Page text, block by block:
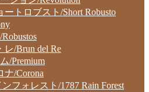
ートロブスト/Short Robusto
/Brun del Re
/Premium
ナ/Corona
ンフォレスト/1787 Rain Forest